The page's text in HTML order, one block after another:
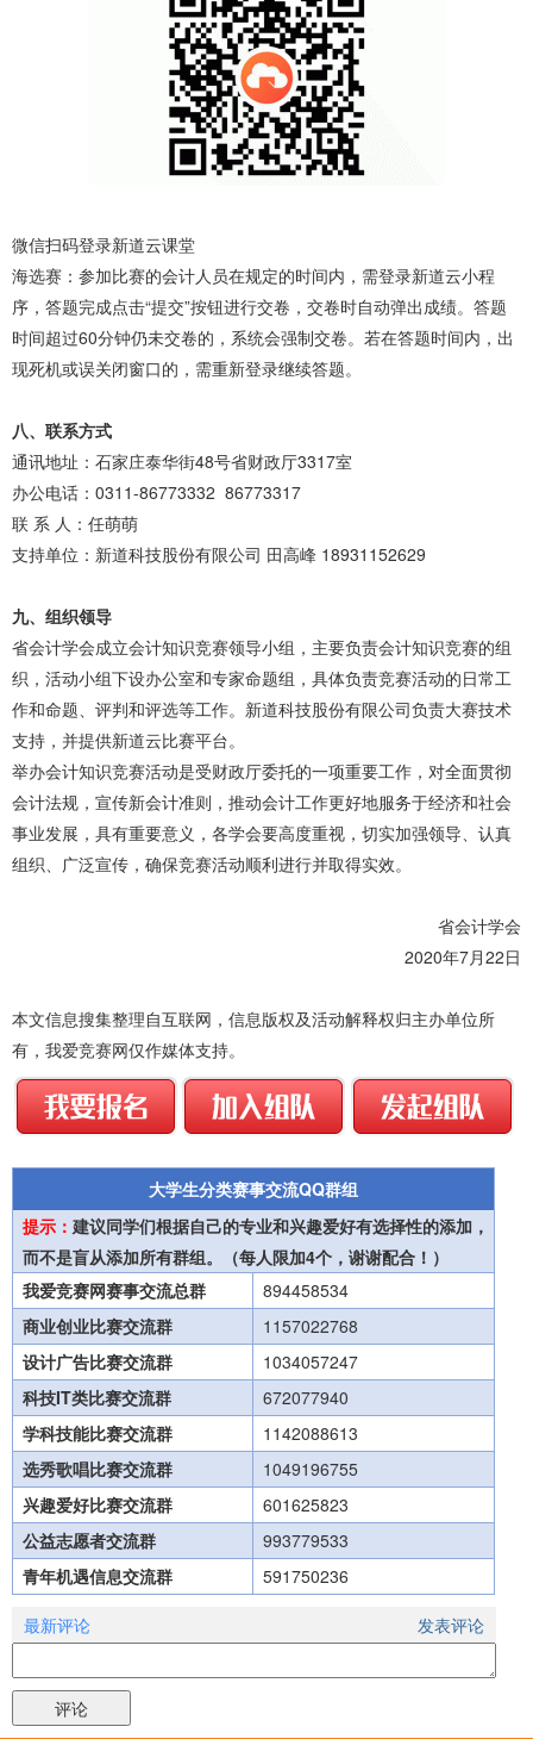
微信扫码登录新道云课堂
海选赛：参加比赛的会计人员在规定的时间内，需登录新道云小程
序，答题完成点击“提交”按钮进行交卷，交卷时自动弹出成绩。答题
时间超过60分钟仍未交卷的，系统会强制交卷。若在答题时间内，出
现死机或误关闭窗口的，需重新登录继续答题。
八、联系方式
通讯地址：石家庄泰华街48号省财政厅3317室
办公电话：0311-86773332 86773317
联 系 人：任萌萌
支持单位：新道科技股份有限公司 田高峰 18931152629
九、组织领导
省会计学会成立会计知识竞赛领导小组，主要负责会计知识竞赛的组
织，活动小组下设办公室和专家命题组，具体负责竞赛活动的日常工
作和命题、评判和评选等工作。新道科技股份有限公司负责大赛技术
支持，并提供新道云比赛平台。
举办会计知识竞赛活动是受财政厅委托的一项重要工作，对全面贯彻
会计法规，宣传新会计准则，推动会计工作更好地服务于经济和社会
事业发展，具有重要意义，各学会要高度重视，切实加强领导、认真
组织、广泛宣传，确保竞赛活动顺利进行并取得实效。
省会计学会
2020年7月22日
本文信息搜集整理自互联网，信息版权及活动解释权归主办单位所
有，我爱竞赛网仅作媒体支持。
大学生分类赛事交流QQ群组
提示： 建议同学们根据自己的专业和兴趣爱好有选择性的添加，
而不是盲从添加所有群组。（每人限加4个，谢谢配合！）
我爱竞赛网赛事交流总群
894458534
商业创业比赛交流群
1157022768
设计广告比赛交流群
1034057247
科技IT类比赛交流群
672077940
学科技能比赛交流群
1142088613
选秀歌唱比赛交流群
1049196755
兴趣爱好比赛交流群
601625823
公益志愿者交流群
993779533
青年机遇信息交流群
591750236
发表评论
最新评论